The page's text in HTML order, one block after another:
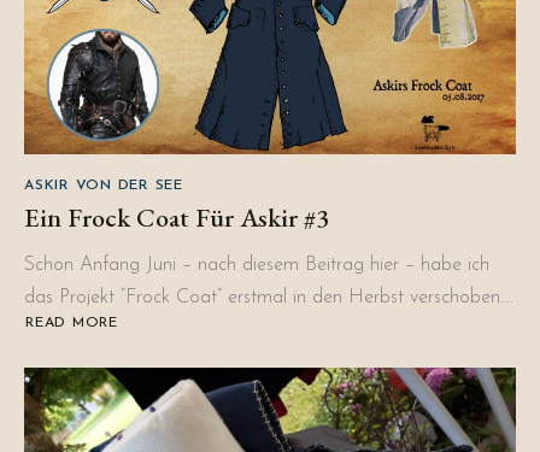
ASKIR VON DER SEE
Ein Frock Coat Für Askir #3
Schon Anfang Juni – nach diesem Beitrag hier – habe ich
das Projekt “Frock Coat” erstmal in den Herbst verschoben….
READ MORE
ABOUT
COAT
FÜR
ASKIR
#3